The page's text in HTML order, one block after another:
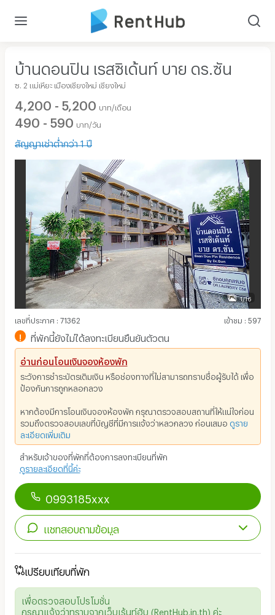
บ้านดอนปิน เรสซิเด้นท์ บาย ดร.ซัน
ซ. 2 แม่เหียะ เมืองเชียงใหม่ เชียงใหม่
4,200 - 5,200 บาท/เดือน
490 - 590 บาท/วัน
สัญญาเช่าต่ำกว่า 1 ปี
1/16
เลขที่ประกาศ : 71362 เข้าชม : 597
! ที่พักนี้ยังไม่ได้ลงทะเบียนยืนยันตัวตน
อ่านก่อนโอนเงินจองห้องพัก
ระวังการชำระบัตรเติมเงิน หรือช่องทางที่ไม่สามารถทราบชื่อผู้รับได้ เพื่อ
ป้องกันการถูกหลอกลวง
หากต้องมีการโอนเงินจองห้องพัก กรุณาตรวจสอบสถานที่ให้แน่ใจก่อน
รวมถึงตรวจสอบเลขที่บัญชีที่มีการแจ้งว่าหลวกลวง ก่อนเสมอ ดูราย
ละเอียดเพิ่มเติม
สำหรับเจ้าของที่พักที่ต้องการลงทะเบียนที่พัก
ดูรายละเอียดที่นี้ค่ะ
0993185xxx
แชทสอบถามข้อมูล
เปรียบเทียบที่พัก
เพื่อตรวจสอบโปรโมชั่น
กรุณาแจ้งว่าทราบจากเว็บเร้นท์ฮับ (RentHub.in.th) ค่ะ